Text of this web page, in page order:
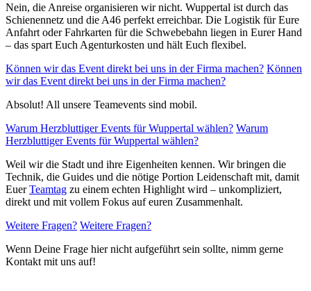
Nein, die Anreise organisieren wir nicht. Wuppertal ist durch das
Schienennetz und die A46 perfekt erreichbar. Die Logistik für Eure
Anfahrt oder Fahrkarten für die Schwebebahn liegen in Eurer Hand
– das spart Euch Agenturkosten und hält Euch flexibel.
Können wir das Event direkt bei uns in der Firma machen? Können
wir das Event direkt bei uns in der Firma machen?
Absolut! All unsere Teamevents sind mobil.
Warum Herzbluttiger Events für Wuppertal wählen? Warum
Herzbluttiger Events für Wuppertal wählen?
Weil wir die Stadt und ihre Eigenheiten kennen. Wir bringen die
Technik, die Guides und die nötige Portion Leidenschaft mit, damit
EuerTeamtag zu einem echten Highlight wird – unkompliziert,
direkt und mit vollem Fokus auf euren Zusammenhalt.
Weitere Fragen? Weitere Fragen?
Wenn Deine Frage hier nicht aufgeführt sein sollte, nimm gerne
Kontakt mit uns auf!